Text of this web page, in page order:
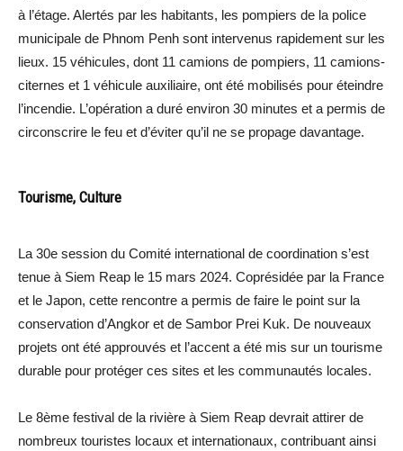
à l’étage. Alertés par les habitants, les pompiers de la police
municipale de Phnom Penh sont intervenus rapidement sur les
lieux. 15 véhicules, dont 11 camions de pompiers, 11 camions-
citernes et 1 véhicule auxiliaire, ont été mobilisés pour éteindre
l’incendie. L’opération a duré environ 30 minutes et a permis de
circonscrire le feu et d’éviter qu’il ne se propage davantage.
Tourisme, Culture
La 30e session du Comité international de coordination s’est
tenue à Siem Reap le 15 mars 2024. Coprésidée par la France
et le Japon, cette rencontre a permis de faire le point sur la
conservation d’Angkor et de Sambor Prei Kuk. De nouveaux
projets ont été approuvés et l’accent a été mis sur un tourisme
durable pour protéger ces sites et les communautés locales.
Le 8ème festival de la rivière à Siem Reap devrait attirer de
nombreux touristes locaux et internationaux, contribuant ainsi